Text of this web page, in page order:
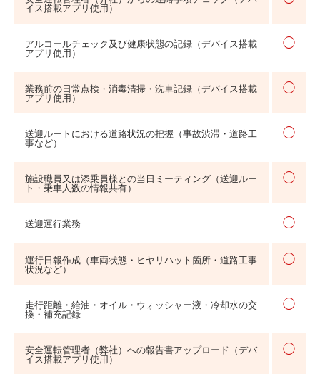
イス搭載アプリ使用）
アルコールチェック及び健康状態の記録（デバイス搭載
アプリ使用）
◯
業務前の日常点検・消毒清掃・洗車記録（デバイス搭載
アプリ使用）
◯
送迎ルートにおける道路状況の把握（事故渋滞・道路工
事など）
◯
施設職員又は添乗員様との当日ミーティング（送迎ルー
ト・乗車人数の情報共有）
◯
送迎運行業務 ◯
運行日報作成（車両状態・ヒヤリハット箇所・道路工事
状況など）
◯
走行距離・給油・オイル・ウォッシャー液・冷却水の交
換・補充記録
◯
安全運転管理者（弊社）への報告書アップロード（デバ
イス搭載アプリ使用）
◯